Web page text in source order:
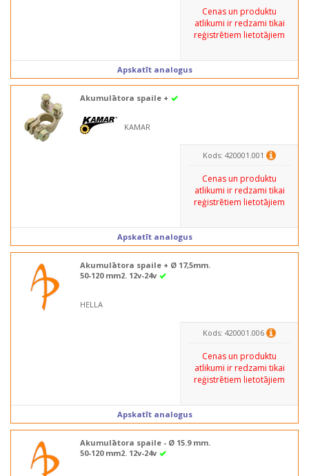
Cenas un produktu
atlikumi ir redzami tikai
reģistrētiem lietotājiem
Apskatīt analogus
Akumulātora spaile +
KAMAR
Kods: 420001.001
Cenas un produktu
atlikumi ir redzami tikai
reģistrētiem lietotājiem
Apskatīt analogus
Akumulātora spaile + Ø 17,5mm.
50-120 mm2. 12v-24v
HELLA
Kods: 420001.006
Cenas un produktu
atlikumi ir redzami tikai
reģistrētiem lietotājiem
Apskatīt analogus
Akumulātora spaile - Ø 15.9 mm.
50-120 mm2. 12v-24v